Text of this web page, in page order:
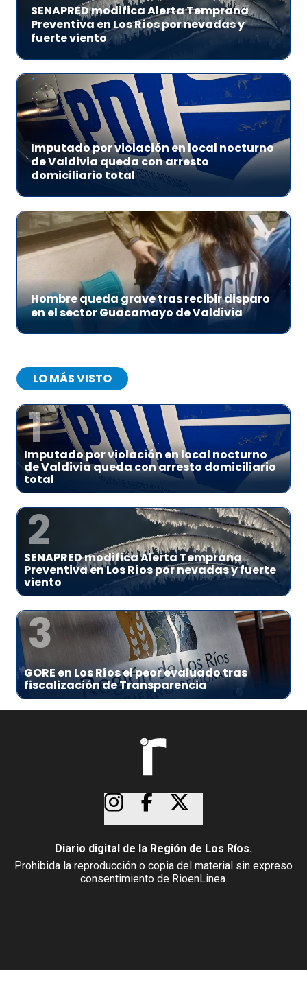
SENAPRED modifica Alerta Temprana
Preventiva en Los Ríos por nevadas y
fuerte viento
Imputado por violación en local nocturno
de Valdivia queda con arresto
domiciliario total
Hombre queda grave tras recibir disparo
en el sector Guacamayo de Valdivia
LO MÁS VISTO
1
Imputado por violación en local nocturno
de Valdivia queda con arresto domiciliario
total
2
SENAPRED modifica Alerta Temprana
Preventiva en Los Ríos por nevadas y fuerte
viento
3
GORE en Los Ríos el peor evaluado tras
fiscalización de Transparencia
Diario digital de la Región de Los Ríos.
Prohibida la reproducción o copia del material sin expreso
consentimiento de RioenLinea.